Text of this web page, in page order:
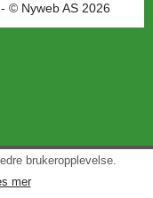
© Nyweb AS 2026
brukeropplevelse.
mer